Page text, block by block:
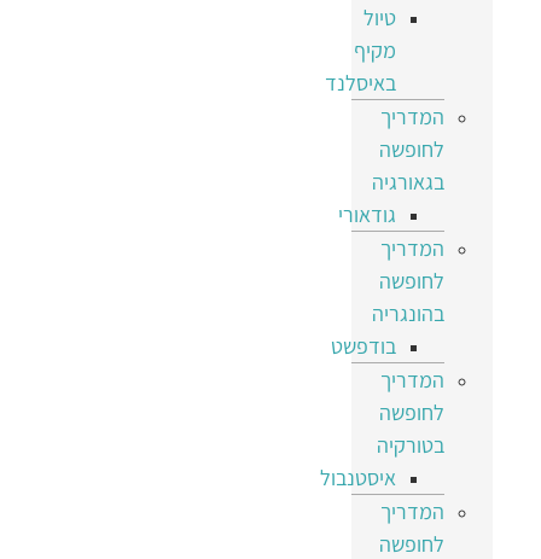
טיול
מקיף
באיסלנד
המדריך
לחופשה
בגאורגיה
גודאורי
המדריך
לחופשה
בהונגריה
בודפשט
המדריך
לחופשה
בטורקיה
איסטנבול
המדריך
לחופשה